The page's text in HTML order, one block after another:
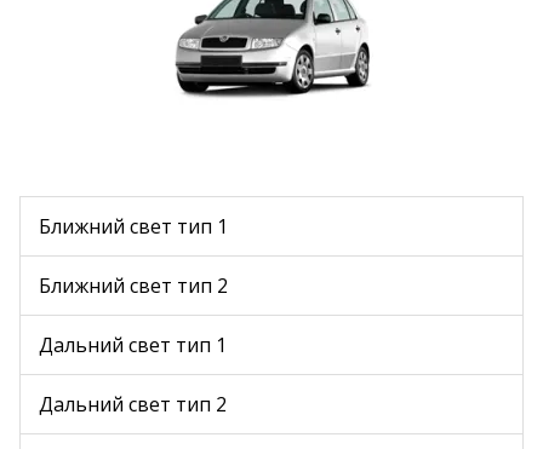
Ближний свет тип 1
Ближний свет тип 2
Дальний свет тип 1
Дальний свет тип 2